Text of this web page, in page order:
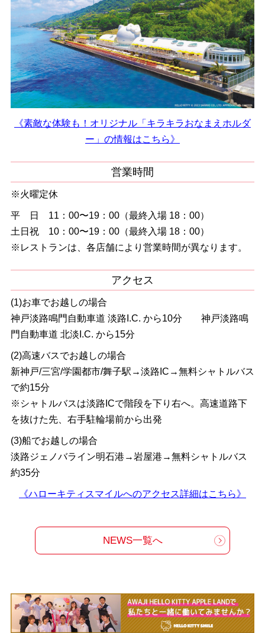
《素敵な体験も！オリジナル「キラキラおなまえホルダ
ー」の情報はこちら》
営業時間
※火曜定休
平 日 11：00〜19：00（最終入場 18：00）
土日祝 10：00〜19：00（最終入場 18：00）
※レストランは、各店舗により営業時間が異なります。
アクセス
(1)お車でお越しの場合
神戸淡路鳴門自動車道 淡路I.C. から10分 神戸淡路鳴
門自動車道 北淡I.C. から15分
(2)高速バスでお越しの場合
新神戸/三宮/学園都市/舞子駅→淡路IC→無料シャトルバス
で約15分
※シャトルバスは淡路ICで階段を下り右へ。高速道路下
を抜けた先、右手駐輪場前から出発
(3)船でお越しの場合
淡路ジェノバライン明石港→岩屋港→無料シャトルバス
約35分
《ハローキティスマイルへのアクセス詳細はこちら》
NEWS一覧へ